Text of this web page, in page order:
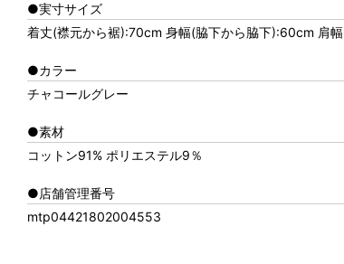
●実寸サイズ
着丈(襟元から裾):70cm 身幅(脇下から脇下):60cm 肩
●カラー
チャコールグレー
●素材
コットン91% ポリエステル9％
●店舗管理番号
mtp04421802004553